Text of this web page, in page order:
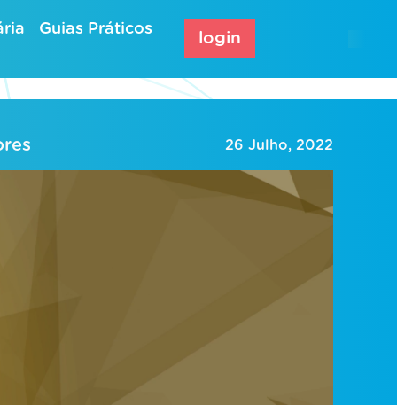
Guias Práticos
login
26 Julho, 2022